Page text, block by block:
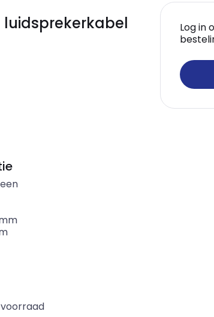
luidsprekerkabel
Log in